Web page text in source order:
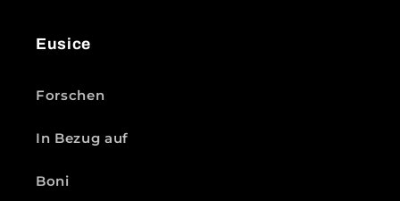
Eusice
Forschen
In Bezug auf
Boni